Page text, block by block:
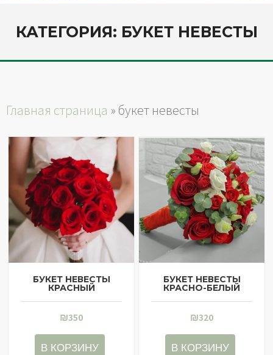
украшение свадебной машины
шарики
Главная страница
Доставка
Контакты
Мой аккаунт
КАТЕГОРИЯ: БУКЕТ НЕВЕСТЫ
Главная страница » букет невесты
БУКЕТ НЕВЕСТЫ
КРАСНЫЙ
₪350
В КОРЗИНУ
БУКЕТ НЕВЕСТЫ
КРАСНО-БЕЛЫЙ
₪320
В КОРЗИНУ